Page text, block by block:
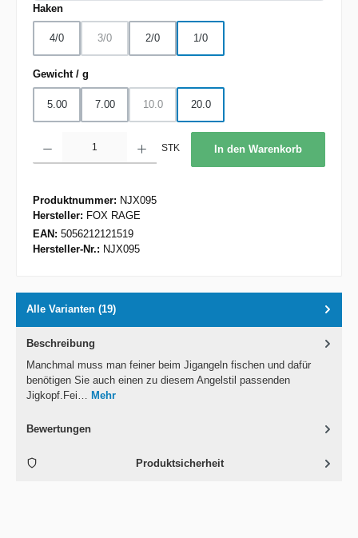
Hakenauswählen
4/0 3/0 2/0 1/0
Gewicht / g
5.00 7.00 10.0
(Diese Option ist zurzeit nicht verfügbar.)
20.0
STK In den Warenkorb
Produktnummer: NJX095
Hersteller: FOX RAGE
EAN: 5056212121519
Hersteller-Nr.: NJX095
Alle Varianten (19)
Beschreibung
Manchmal muss man feiner beim Jigangeln fischen und dafür
benötigen Sie auch einen zu diesem Angelstil passenden
Jigkopf.Fei… Mehr
Bewertungen
Produktsicherheit